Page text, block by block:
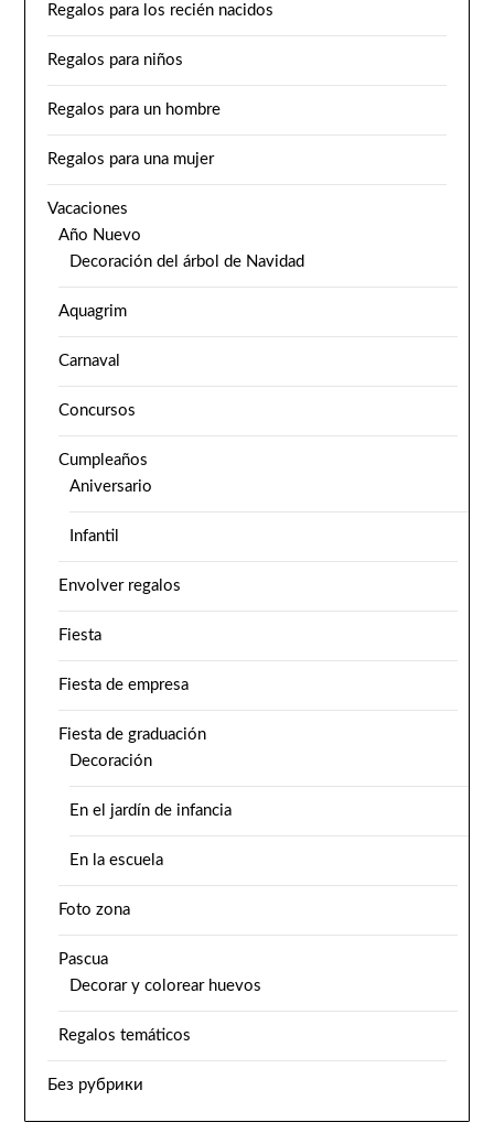
Regalos para los recién nacidos
Regalos para niños
Regalos para un hombre
Regalos para una mujer
Vacaciones
Año Nuevo
Decoración del árbol de Navidad
Aquagrim
Carnaval
Concursos
Cumpleaños
Aniversario
Infantil
Envolver regalos
Fiesta
Fiesta de empresa
Fiesta de graduación
Decoración
En el jardín de infancia
En la escuela
Foto zona
Pascua
Decorar y colorear huevos
Regalos temáticos
Без рубрики